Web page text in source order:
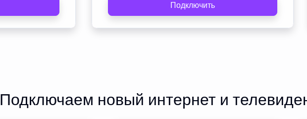
Подключить
Подключаем новый интернет и